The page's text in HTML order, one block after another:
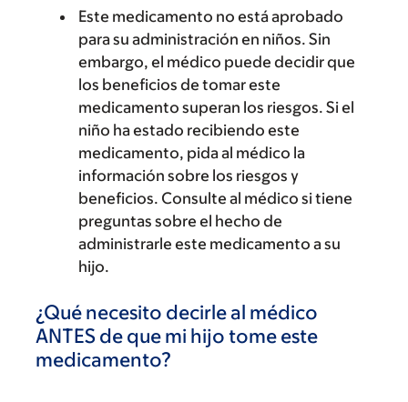
Este medicamento no está aprobado
para su administración en niños. Sin
embargo, el médico puede decidir que
los beneficios de tomar este
medicamento superan los riesgos. Si el
niño ha estado recibiendo este
medicamento, pida al médico la
información sobre los riesgos y
beneficios. Consulte al médico si tiene
preguntas sobre el hecho de
administrarle este medicamento a su
hijo.
¿Qué necesito decirle al médico
ANTES de que mi hijo tome este
medicamento?